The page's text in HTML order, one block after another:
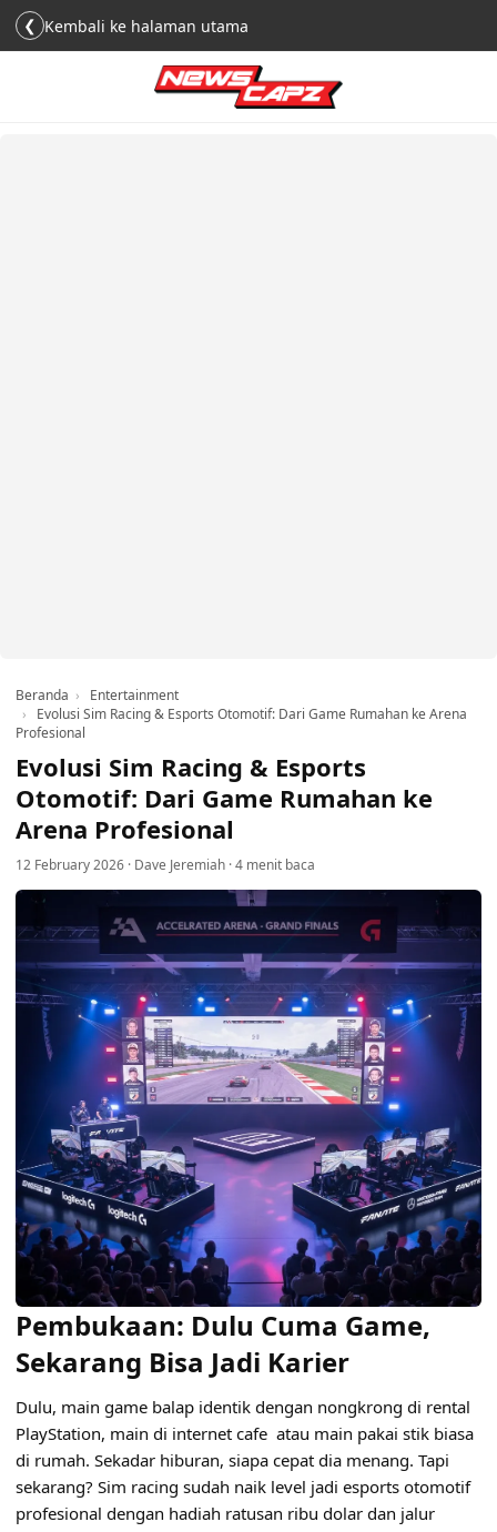
❮ Kembali ke halaman utama
Beranda
Entertainment
Evolusi Sim Racing & Esports Otomotif: Dari Game Rumahan ke Arena
Profesional
Evolusi Sim Racing & Esports
Otomotif: Dari Game Rumahan ke
Arena Profesional
12 February 2026 · Dave Jeremiah ·4 menit baca
Pembukaan: Dulu Cuma Game,
Sekarang Bisa Jadi Karier
Dulu, main game balap identik dengan nongkrong di rental
PlayStation, main di internet cafe atau main pakai stik biasa
di rumah. Sekadar hiburan, siapa cepat dia menang. Tapi
sekarang? Sim racing sudah naik level jadi esports otomotif
profesional dengan hadiah ratusan ribu dolar dan jalur